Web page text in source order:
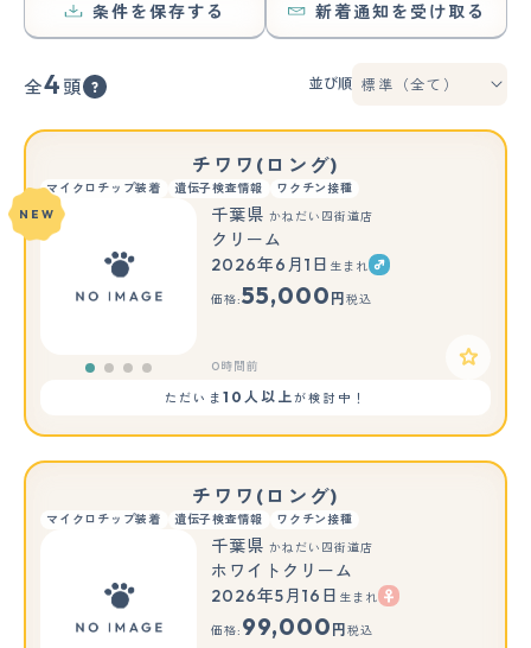
条件を保存する 新着通知を受け取る
全4 頭 並び順
チワワ(ロング)
マイクロチップ装着 遺伝子検査情報
ワクチン接種
NEW
千葉県 かねだい四街道店
クリーム
2026年6月1日 生まれ
価格:55,000 円 税込
0時間前
ただいま 10人以上が検討中！
チワワ(ロング)
マイクロチップ装着 遺伝子検査情報 ワクチン接種
千葉県 かねだい四街道店
ホワイトクリーム
2026年5月16日 生まれ
価格: 99,000 円 税込